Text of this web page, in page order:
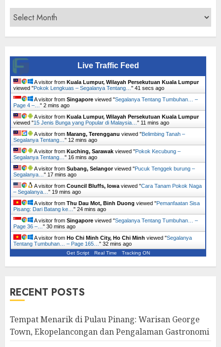
Archives
Live Traffic Feed
A visitor from Kuala Lumpur, Wilayah Persekutuan Kuala Lumpur
viewed "Pokok Lengkuas – Segalanya Tentang… " 42 secs ago
A visitor from Singapore viewed "Segalanya Tentang Tumbuhan… –
Page 4 –… " 2 mins ago
A visitor from Kuala Lumpur, Wilayah Persekutuan Kuala Lumpur
viewed "15 Jenis Bunga yang Popular di Malaysia… " 11 mins ago
A visitor from Marang, Terengganu viewed "Belimbing Tanah –
Segalanya Tentang… " 12 mins ago
A visitor from Kuching, Sarawak viewed "Pokok Kecubung –
Segalanya Tentang… " 16 mins ago
A visitor from Subang, Selangorviewed "Pucuk Tenggek burung –
Segalanya… " 17 mins ago
A visitor from Council Bluffs, Iowa viewed "Cara Tanam Pokok Naga
– Segalanya… " 19 mins ago
A visitor from Thu Dau Mot, Binh Duong viewed "Pemanfaatan Sisa
Pisang: Dari Batang ke… " 24 mins ago
A visitor from Singapore viewed "Segalanya Tentang Tumbuhan… –
Page 36 –… " 30 mins ago
A visitor from Ho Chi Minh City, Ho Chi Minh viewed "Segalanya
Tentang Tumbuhan… – Page 165… " 32 mins ago
Get Script Real Time Tracking ON
RECENT POSTS
Tempat Menarik di Pulau Pinang: Warisan George
Town, Ekopelancongan dan Pengalaman Gastronomi